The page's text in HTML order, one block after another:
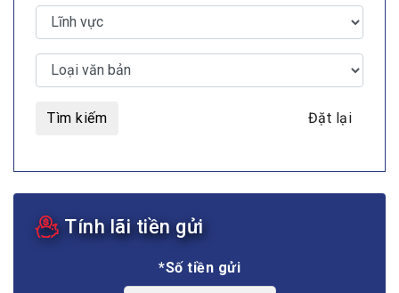
Tìm kiếm Đặt lại
Tính lãi tiền gửi
*Số tiền gửi